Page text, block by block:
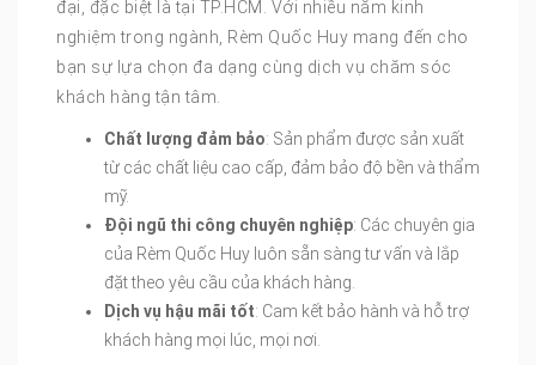
đại, đặc biệt là tại TP.HCM. Với nhiều năm kinh
nghiệm trong ngành, Rèm Quốc Huy mang đến cho
bạn sự lựa chọn đa dạng cùng dịch vụ chăm sóc
khách hàng tận tâm.
Chất lượng đảm bảo: Sản phẩm được sản xuất
từ các chất liệu cao cấp, đảm bảo độ bền và thẩm
mỹ.
Đội ngũ thi công chuyên nghiệp: Các chuyên gia
của Rèm Quốc Huy luôn sẵn sàng tư vấn và lắp
đặt theo yêu cầu của khách hàng.
Dịch vụ hậu mãi tốt: Cam kết bảo hành và hỗ trợ
khách hàng mọi lúc, mọi nơi.